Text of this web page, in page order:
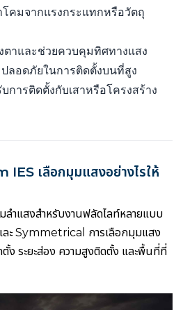
คมจากแรงกระแทกหรือวัตถุ
ตาและช่วยควบคุมทิศทางแสง
ลอดภัยในการติดตั้งบนที่สูง
บการติดตั้งกับเสาหรือโครงสร้าง
เลือกมุมแสงอย่างไรให้
ำแสงสำหรับงานฟลัดไลท์หลายแบบ
Symmetrical การเลือกมุมแสง
ง ระยะส่อง ความสูงติดตั้ง และพื้นที่ที่